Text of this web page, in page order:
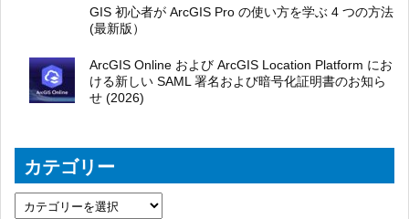
GIS 初心者が ArcGIS Pro の使い方を学ぶ 4 つの方法
(最新版）
ArcGIS Online および ArcGIS Location Platform にお
ける新しい SAML 署名および暗号化証明書のお知ら
せ (2026)
カテゴリー